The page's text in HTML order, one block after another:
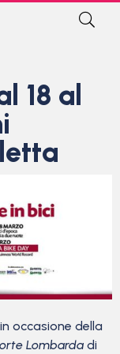
18 al
occasione della
Lombarda di